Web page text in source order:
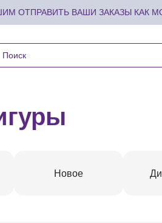
ОТПРАВИТЬ ВАШИ ЗАКАЗЫ КАК
Новое